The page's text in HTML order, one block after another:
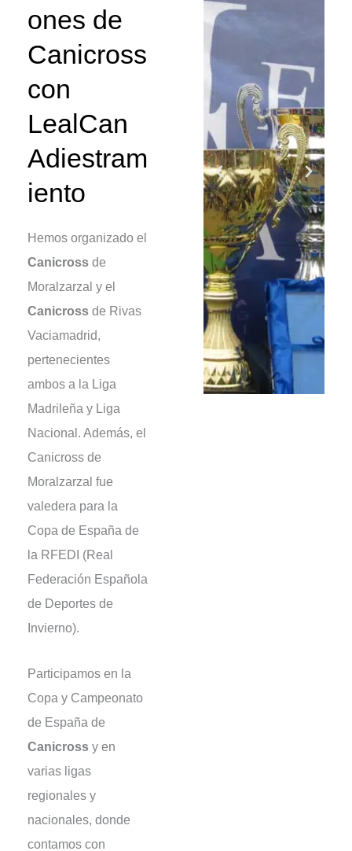
ones de
Canicross
con
LealCan
Adiestram
iento
Hemos organizado el
Canicross de
Moralzarzal y el
Canicross de Rivas
Vaciamadrid,
pertenecientes
ambos a la Liga
Madrileña y Liga
Nacional. Además, el
Canicross de
Moralzarzal fue
valedera para la
Copa de España de
la RFEDI (Real
Federación Española
de Deportes de
Invierno).
Participamos en la
Copa y Campeonato
de España de
Canicross y en
varias ligas
regionales y
nacionales, donde
contamos con